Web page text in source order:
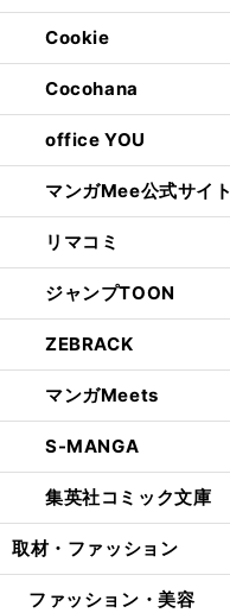
Cookie
Cocohana
office YOU
マンガMee公式サイト
リマコミ
ジャンプTOON
ZEBRACK
マンガMeets
S-MANGA
集英社コミック文庫
取材・ファッション
ファッション・美容